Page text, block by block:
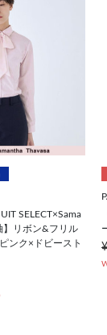
SELECT×Sama
】リボン&フリル
ンク×ドビースト